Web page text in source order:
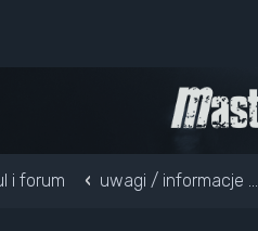
i forum uwagi / informacje ...